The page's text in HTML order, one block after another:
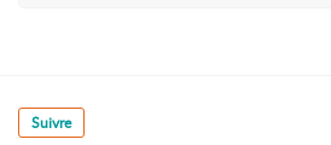
Suivre